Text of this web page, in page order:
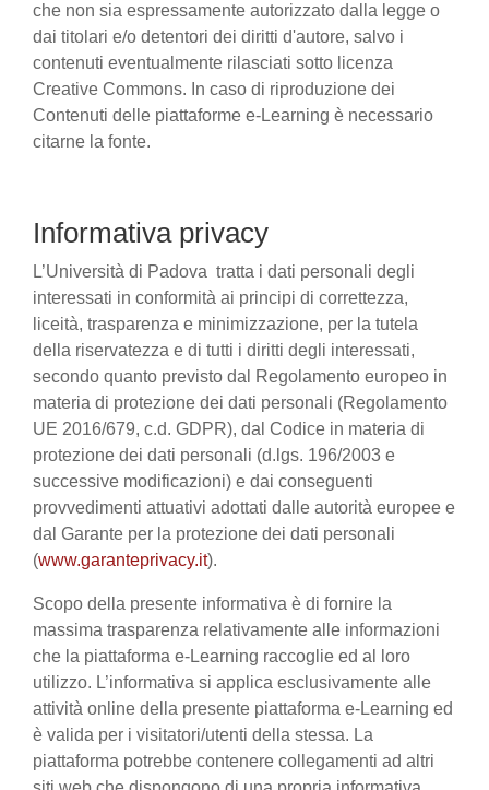
che non sia espressamente autorizzato dalla legge o
dai titolari e/o detentori dei diritti d'autore, salvo i
contenuti eventualmente rilasciati sotto licenza
Creative Commons. In caso di riproduzione dei
Contenuti delle piattaforme e-Learning è necessario
citarne la fonte.
Informativa privacy
L’Università di Padova tratta i dati personali degli
interessati in conformità ai principi di correttezza,
liceità, trasparenza e minimizzazione, per la tutela
della riservatezza e di tutti i diritti degli interessati,
secondo quanto previsto dal Regolamento europeo in
materia di protezione dei dati personali (Regolamento
UE 2016/679, c.d. GDPR), dal Codice in materia di
protezione dei dati personali (d.lgs. 196/2003 e
successive modificazioni) e dai conseguenti
provvedimenti attuativi adottati dalle autorità europee e
dal Garante per la protezione dei dati personali
(www.garanteprivacy.it).
Scopo della presente informativa è di fornire la
massima trasparenza relativamente alle informazioni
che la piattaforma e-Learning raccoglie ed al loro
utilizzo. L’informativa si applica esclusivamente alle
attività online della presente piattaforma e-Learning ed
è valida per i visitatori/utenti della stessa. La
piattaforma potrebbe contenere collegamenti ad altri